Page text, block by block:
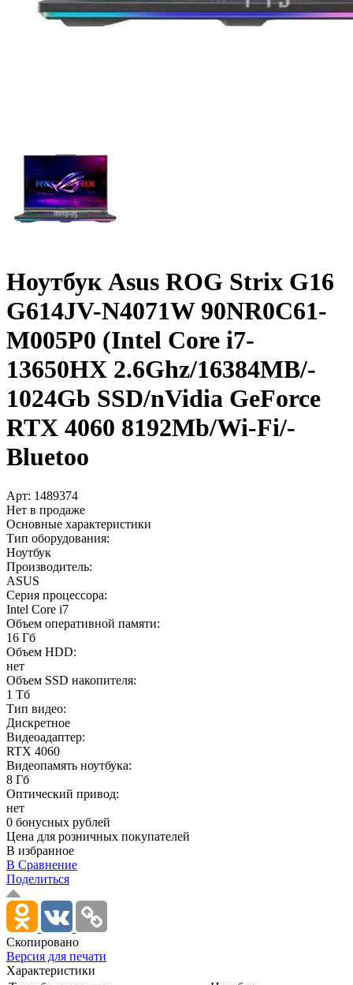
Ноутбук Asus ROG Strix G16
G614JV-N4071W 90NR0C61-
M005P0 (Intel Core i7-
13650HX 2.6Ghz/­16384MB/­
1024Gb SSD/­nVidia GeForce
RTX 4060 8192Mb/­Wi-Fi/­
Bluetoo
Арт: 1489374
Нет в продаже
Основные характеристики
Тип оборудования:
Ноутбук
Производитель:
ASUS
Серия процессора:
Intel Core i7
Объем оперативной памяти:
16 Гб
Объем HDD:
нет
Объем SSD накопителя:
1 Тб
Тип видео:
Дискретное
Видеоадаптер:
RTX 4060
Видеопамять ноутбука:
8 Гб
Оптический привод:
нет
0 бонусных рублей
Цена для розничных покупателей
В избранное
В Сравнение
Поделиться
Скопировано
Версия для печати
Характеристики